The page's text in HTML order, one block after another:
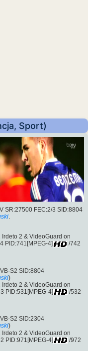
Sport)
SR:27500 FEC:2/3 SID:8804
.
2 & VideoGuard on
PID:741[MPEG-4]
/742
S2 SID:8804
)
2 & VideoGuard on
PID:531[MPEG-4]
/532
S2 SID:2304
)
2 & VideoGuard on
PID:971[MPEG-4]
/972